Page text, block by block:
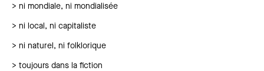
> ni mondiale, ni mondialisée
> ni local, ni capitaliste
> ni naturel, ni folklorique
> toujours dans la fiction